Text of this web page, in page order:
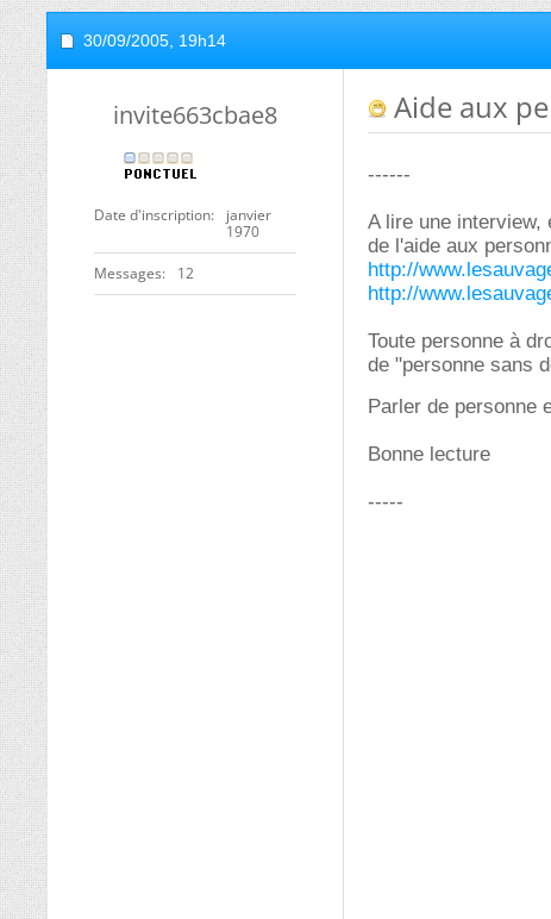
30/09/2005, 19h14
invite663cbae8
Date d'inscription
janvier
1970
Messages 12
Aide aux
------
A lire une interview,
de l'aide aux
http://
http://
Toute personne à
de "personne sans
Parler de personne
Bonne lecture
-----